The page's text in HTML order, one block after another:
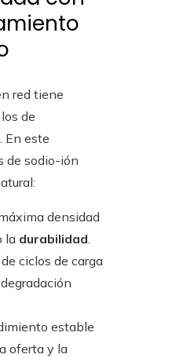
red tiene
de
En este
de sodio-ión
densidad
la durabilidad.
ciclos de carga
estable
oferta y la